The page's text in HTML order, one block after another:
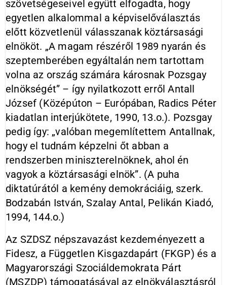
szövetségeseivel együtt elfogadta, hogy
egyetlen alkalommal a képviselőválasztás
előtt közvetlenül válasszanak köztársasági
elnököt. „A magam részéről 1989 nyarán és
szeptemberében egyáltalán nem tartottam
volna az ország számára károsnak Pozsgay
elnökségét” – így nyilatkozott erről Antall
József (Középúton – Európában, Radics Péter
kiadatlan interjúkötete, 1990, 13.o.). Pozsgay
pedig így: „valóban megemlítettem Antallnak,
hogy el tudnám képzelni őt abban a
rendszerben miniszterelnöknek, ahol én
vagyok a köztársasági elnök”. (A puha
diktatúrától a kemény demokráciáig, szerk.
Bodzabán István, Szalay Antal, Pelikán Kiadó,
1994, 144.o.)
Az SZDSZ népszavazást kezdeményezett a
Fidesz, a Független Kisgazdapárt (FKGP) és a
Magyarországi Szociáldemokrata Párt
(MSZDP) támogatásával az elnökválasztásról